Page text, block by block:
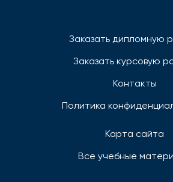
Заказать дипломную
Заказать курсовую
Контакты
Политика
Карта сайта
Все учебные